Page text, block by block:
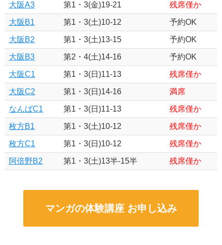
大阪A3 第1・3(金)19-21 残席僅か
大阪B1 第1・3(土)10-12 予約OK
大阪B2 第1・3(土)13-15 予約OK
大阪B3 第2・4(土)14-16 予約OK
大阪C1 第1・3(日)11-13 残席僅か
大阪C2 第1・3(日)14-16 満席
なんばC1 第1・3(日)11-13 残席僅か
枚方B1 第1・3(土)10-12 残席僅か
枚方C1 第1・3(日)10-12 残席僅か
阿倍野B2 第1・3(土)13半-15半 残席僅か
マンガの体験講座 お申し込み